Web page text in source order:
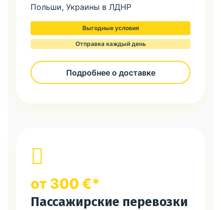
Польши, Украины в ЛДНР
Выгодные условия
Отправка каждый день
Подробнее о доставке
от 300 €*
Пассажирские перевозки